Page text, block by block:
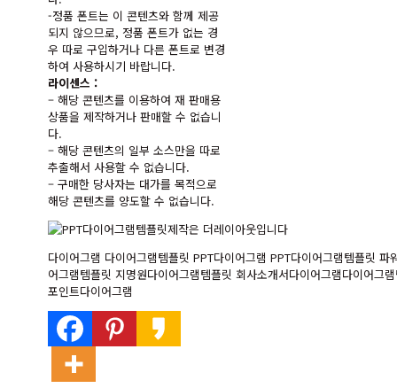
-정품 폰트는 이 콘텐츠와 함께 제공
되지 않으므로, 정품 폰트가 없는 경
우 따로 구입하거나 다른 폰트로 변경
하여 사용하시기 바랍니다.
라이센스 :
– 해당 콘텐츠를 이용하여 재 판매용
상품을 제작하거나 판매할 수 없습니
다.
– 해당 콘텐츠의 일부 소스만을 따로
추출해서 사용할 수 없습니다.
– 구매한 당사자는 대가를 목적으로
해당 콘텐츠를 양도할 수 없습니다.
다이어그램 다이어그램템플릿 PPT다이어그램 PPT다이어그램템플릿
어그램템플릿 지명원다이어그램템플릿 회사소개서다이어그램다이어그
포인트다이어그램